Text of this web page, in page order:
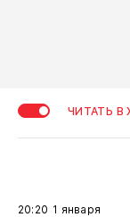
ЧИТАТЬ В
20:20 1 января